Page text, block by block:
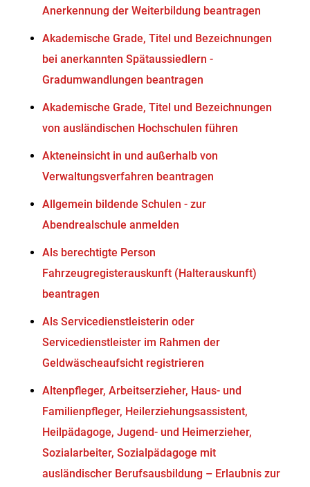
Anerkennung der Weiterbildung beantragen
Akademische Grade, Titel und Bezeichnungen
bei anerkannten Spätaussiedlern -
Gradumwandlungen beantragen
Akademische Grade, Titel und Bezeichnungen
von ausländischen Hochschulen führen
Akteneinsicht in und außerhalb von
Verwaltungsverfahren beantragen
Allgemein bildende Schulen - zur
Abendrealschule anmelden
Als berechtigte Person
Fahrzeugregisterauskunft (Halterauskunft)
beantragen
Als Servicedienstleisterin oder
Servicedienstleister im Rahmen der
Geldwäscheaufsicht registrieren
Altenpfleger, Arbeitserzieher, Haus- und
Familienpfleger, Heilerziehungsassistent,
Heilpädagoge, Jugend- und Heimerzieher,
Sozialarbeiter, Sozialpädagoge mit
ausländischer Berufsausbildung – Erlaubnis zur